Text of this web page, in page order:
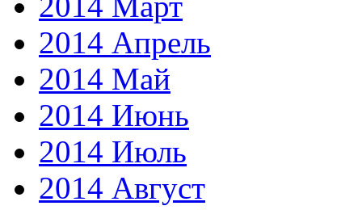
2014 Апрель
2014 Май
2014 Июнь
2014 Июль
2014 Август